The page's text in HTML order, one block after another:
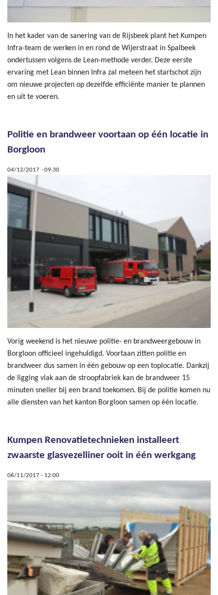
In het kader van de sanering van de Rijsbeek plant het Kumpen
Infra-team de werken in en rond de Wijerstraat in Spalbeek
ondertussen volgens de Lean-methode verder. Deze eerste
ervaring met Lean binnen Infra zal meteen het startschot zijn
om nieuwe projecten op dezelfde efficiënte manier te plannen
en uit te voeren.
Politie en brandweer voortaan op één locatie in
Borgloon
04/12/2017 - 09:30
Vorig weekend is het nieuwe politie- en brandweergebouw in
Borgloon officieel ingehuldigd. Voortaan zitten politie en
brandweer dus samen in één gebouw op een toplocatie. Dankzij
de ligging vlak aan de stroopfabriek kan de brandweer 15
minuten sneller bij een brand toekomen. Bij de politie komen nu
alle diensten van het kanton Borgloon samen op één locatie.
Kumpen Renovatietechnieken installeert
zwaarste glasvezelliner ooit in één werkgang
06/11/2017 - 12:00